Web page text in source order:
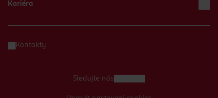
Kariéra
Kontakty
Sledujte nás